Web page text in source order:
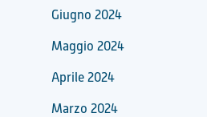
Giugno 2024
Maggio 2024
Aprile 2024
Marzo 2024